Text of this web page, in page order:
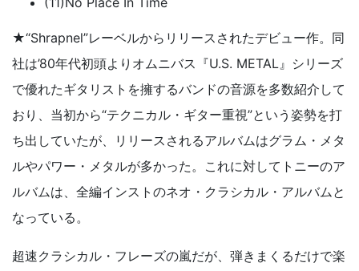
★“Shrapnel”レーベルからリリースされたデビュー作。同
社は’80年代初頭よりオムニバス『U.S. METAL』シリーズ
で優れたギタリストを擁するバンドの音源を多数紹介して
おり、当初から“テクニカル・ギター重視”という姿勢を打
ち出していたが、リリースされるアルバムはグラム・メタ
ルやパワー・メタルが多かった。これに対してトニーのア
ルバムは、全編インストのネオ・クラシカル・アルバムと
なっている。
超速クラシカル・フレーズの嵐だが、弾きまくるだけで楽